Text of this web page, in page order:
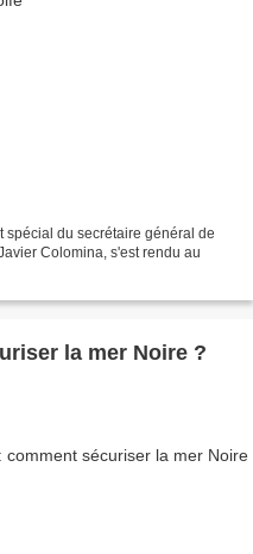
du secrétaire général de
Colomina, s'est rendu au
la mer Noire ?